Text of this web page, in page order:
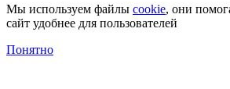
Мы используем файлы cookie, они
сайт удобнее для пользователей
Понятно